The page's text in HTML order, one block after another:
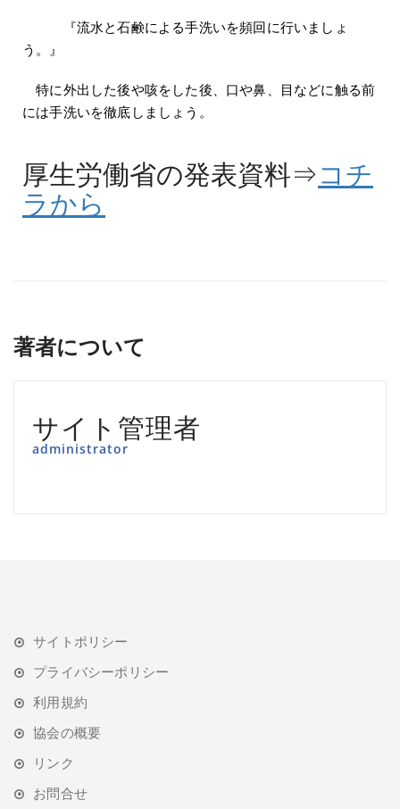
『流水と石鹸による手洗いを頻回に行いましょ
う。』
特に外出した後や咳をした後、口や鼻、目などに触る前
には手洗いを徹底しましょう。
厚生労働省の発表資料⇒コチ
ラから
著者について
サイト管理者
administrator
サイトポリシー
プライバシーポリシー
利用規約
協会の概要
リンク
お問合せ